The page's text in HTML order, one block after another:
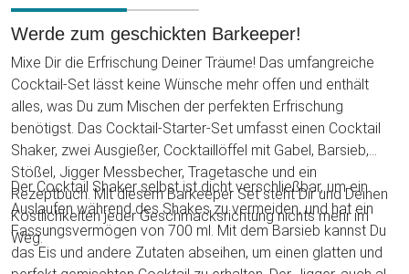
Werde zum geschickten Barkeeper!
Mixe Dir die Erfrischung Deiner Träume! Das umfangreiche
Cocktail-Set lässt keine Wünsche mehr offen und enthält
alles, was Du zum Mischen der perfekten Erfrischung
benötigst. Das Cocktail-Starter-Set umfasst einen Cocktail
Shaker, zwei Ausgießer, Cocktaillöffel mit Gabel, Barsieb,
Stößel, Jigger Messbecher, Tragetasche und ein
Rezeptbuch. Mit diesem Barkeeper Set steht Dir und Deinen
Köstlichkeiten jeder Geschmacksrichtung nichts mehr im
Weg.
Der Cocktail Shaker selbst ist dicht verschließbar, um ein
Auslaufen während des Shakes zu vermeiden, und hat ein
Fassungsvermögen von 700 ml. Mit dem Barsieb kannst Du
das Eis und andere Zutaten abseihen, um einen glatten und